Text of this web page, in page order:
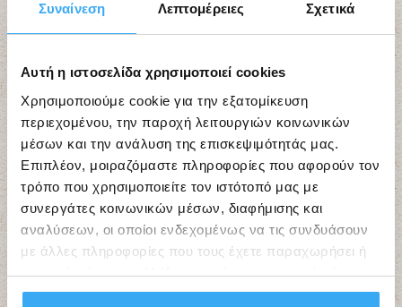
Συναίνεση Λεπτομέρειες Σχετικά
Αυτή η ιστοσελίδα χρησιμοποιεί cookies
Χρησιμοποιούμε cookie για την εξατομίκευση
περιεχομένου, την παροχή λειτουργιών κοινωνικών
μέσων και την ανάλυση της επισκεψιμότητάς μας.
Επιπλέον, μοιραζόμαστε πληροφορίες που αφορούν τον
τρόπο που χρησιμοποιείτε τον ιστότοπό μας με
συνεργάτες κοινωνικών μέσων, διαφήμισης και
αναλύσεων, οι οποίοι ενδεχομένως να τις συνδυάσουν
με άλλες πληροφορίες που τους έχετε παραχωρήσει ή
τις οποίες έχουν συλλέξει σε σχέση με την από μέρους
σας χρήση των υπηρεσιών τους.